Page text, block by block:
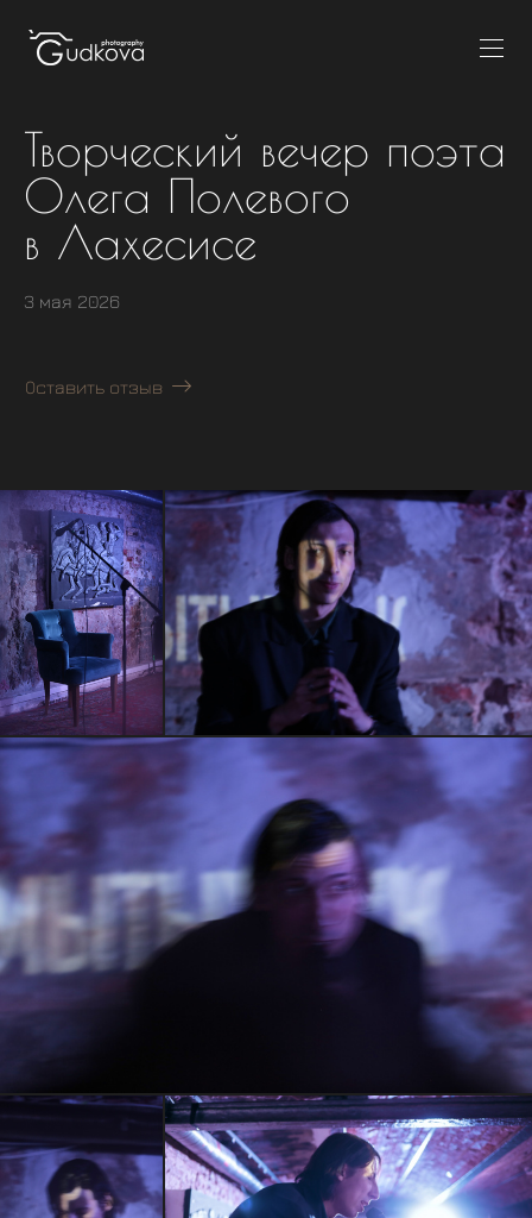
Творческий вечер поэта
Олега Полевого
в Лахесисе
3 мая 2026
Оставить отзыв